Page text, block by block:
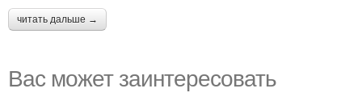
читать дальше →
Вас может заинтересовать